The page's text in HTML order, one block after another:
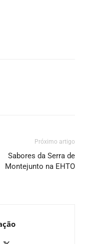
Próximo artigo
Sabores da Serra de
Montejunto na EHTO